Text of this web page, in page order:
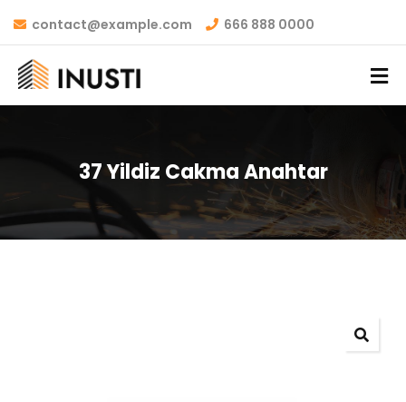
contact@example.com 666 888 0000
37 Yildiz Cakma Anahtar